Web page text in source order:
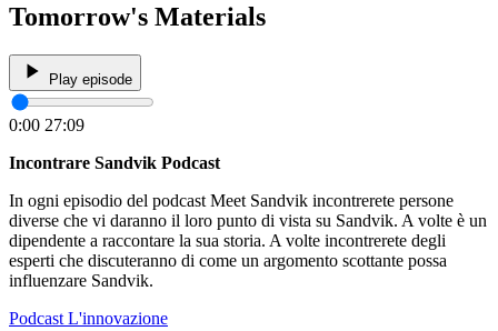
Tomorrow's Materials
Play episode
0:00 27:09
Incontrare Sandvik Podcast
In ogni episodio del podcast Meet Sandvik incontrerete persone
diverse che vi daranno il loro punto di vista su Sandvik. A volte è un
dipendente a raccontare la sua storia. A volte incontrerete degli
esperti che discuteranno di come un argomento scottante possa
influenzare Sandvik.
Podcast L'innovazione